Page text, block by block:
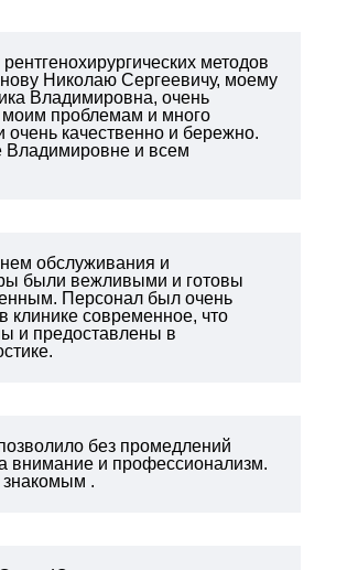
методов
Николаю Сергеевичу, моему
Владимировна, очень
проблемам и много
качественно и бережно.
Владимировне и всем
обслуживания и
были вежливыми и готовы
Персонал был очень
клинике современное, что
и предоставлены в
без промедлений
внимание и профессионализм.
знакомым .